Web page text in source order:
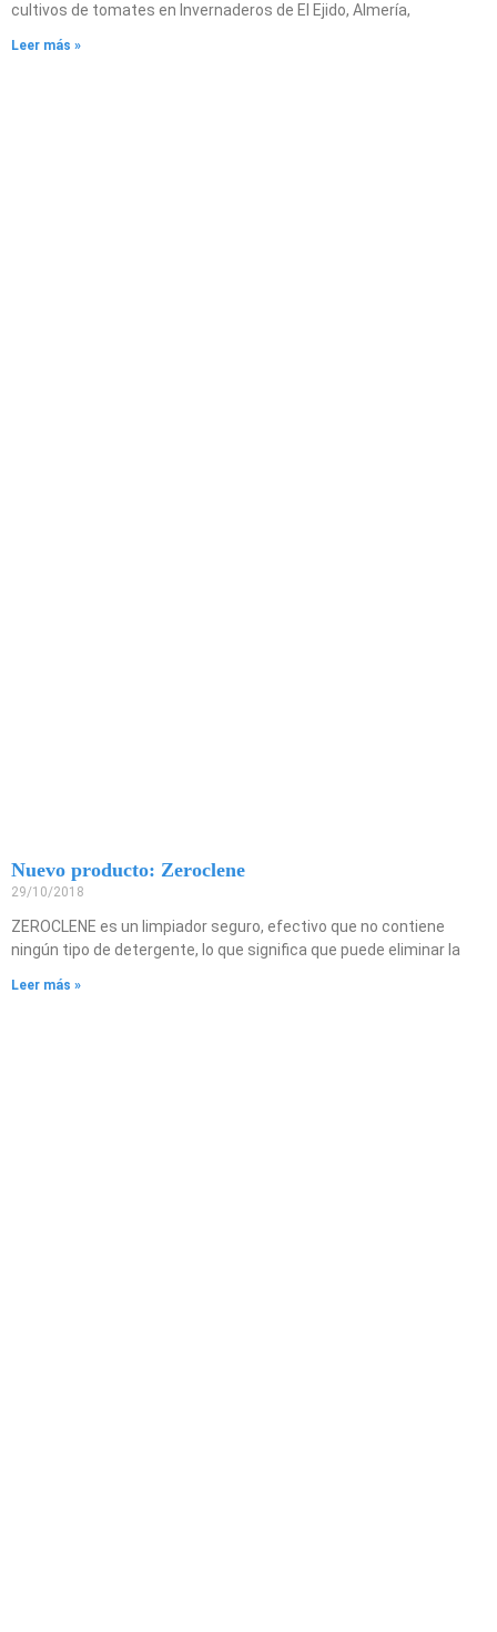
cultivos de tomates en Invernaderos de El Ejido, Almería,
Leer más »
Nuevo producto: Zeroclene
29/10/2018
ZEROCLENE es un limpiador seguro, efectivo que no contiene
ningún tipo de detergente, lo que significa que puede eliminar la
Leer más »